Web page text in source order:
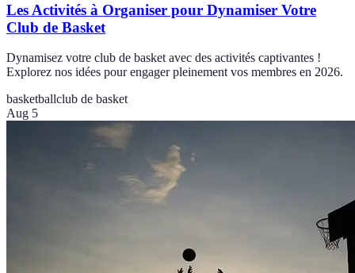
Les Activités à Organiser pour Dynamiser Votre
Club de Basket
Dynamisez votre club de basket avec des activités captivantes !
Explorez nos idées pour engager pleinement vos membres en 2026.
basketballclub de basket
Aug 5